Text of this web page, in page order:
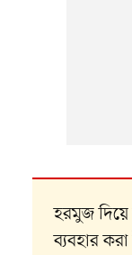
হরমুজ দিয়ে
ব্যবহার